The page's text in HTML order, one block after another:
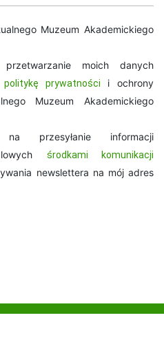
Muzeum Akademickiego
moich danych
politykę prywatności i ochrony
Muzeum Akademickiego
przesyłanie informacji
środkami komunikacji
newslettera na mój adres